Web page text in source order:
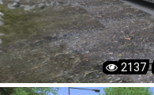
2137 ·